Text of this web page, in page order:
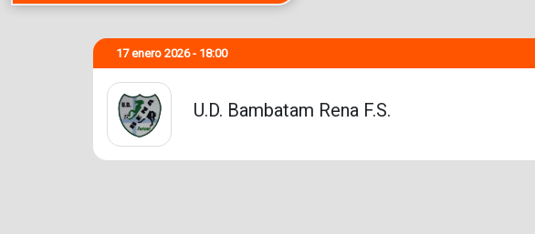
17 enero 2026 - 18:00
U.D. Bambatam Rena F.S.